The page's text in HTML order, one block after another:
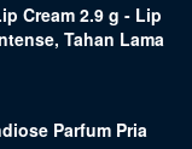
Cream 2.9 g - Lip
Tahan Lama
Parfum Pria